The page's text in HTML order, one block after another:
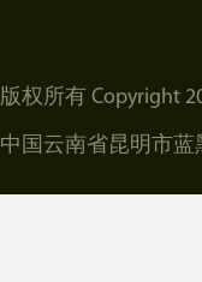
版权所有 Copyright
中国云南省昆明市蓝